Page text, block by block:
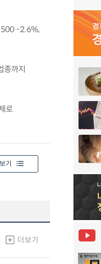
-2.6%,
종까지
로
기
더보기